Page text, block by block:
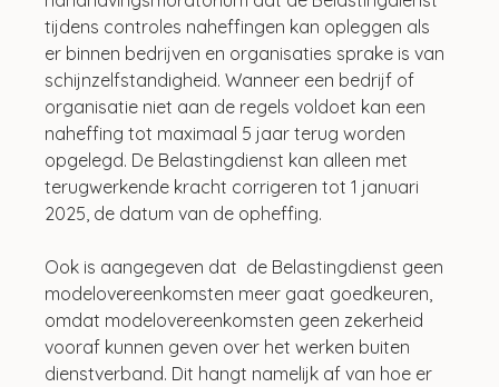
tijdens controles naheffingen kan opleggen als
er binnen bedrijven en organisaties sprake is van
schijnzelfstandigheid. Wanneer een bedrijf of
organisatie niet aan de regels voldoet kan een
naheffing tot maximaal 5 jaar terug worden
opgelegd. De Belastingdienst kan alleen met
terugwerkende kracht corrigeren tot 1 januari
2025, de datum van de opheffing.
Ook is aangegeven dat  de Belastingdienst geen
modelovereenkomsten meer gaat goedkeuren,
omdat modelovereenkomsten geen zekerheid
vooraf kunnen geven over het werken buiten
dienstverband. Dit hangt namelijk af van hoe er